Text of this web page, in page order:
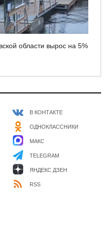
области вырос на 5%
В КОНТАКТЕ
ОДНОКЛАССНИКИ
МАКС
TELEGRAM
ЯНДЕКС ДЗЕН
RSS